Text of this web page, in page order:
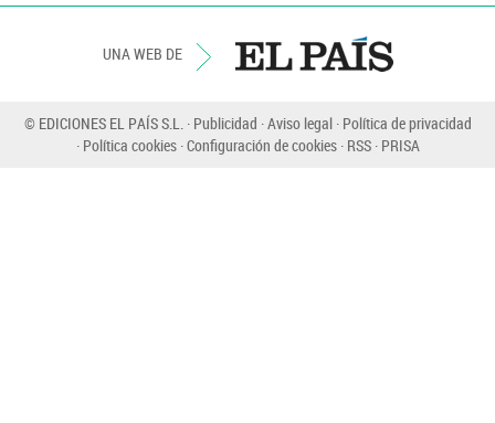
UNA WEB DE
© EDICIONES EL PAÍS S.L. Publicidad Aviso legal Política de privacidad
Política cookies Configuración de cookies RSS PRISA